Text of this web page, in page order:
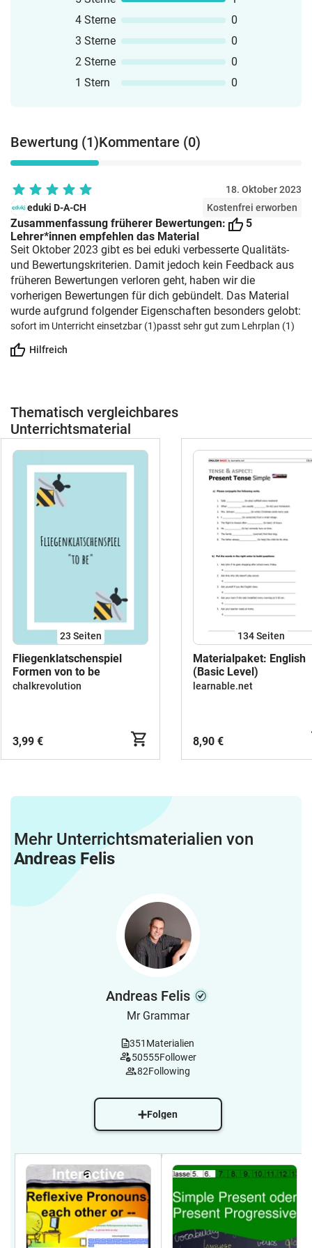
4 Sterne
0
3 Sterne
0
2 Sterne
0
1 Stern
0
Bewertung (1)Kommentare (0)
18. Oktober 2023
eduki D-A-CH
Kostenfrei erworben
Zusammenfassung früherer Bewertungen:
5
Lehrer*innen empfehlen das Material
Seit Oktober 2023 gibt es bei eduki verbesserte Qualitäts-
und Bewertungskriterien. Damit jedoch kein Feedback aus
früheren Bewertungen verloren geht, haben wir die
vorherigen Bewertungen für dich gebündelt. Das Material
wurde aufgrund folgender Eigenschaften besonders gelobt:
sofort im Unterricht einsetzbar (1)passt sehr gut zum Lehrplan (1)
Hilfreich
Thematisch vergleichbares
Unterrichtsmaterial
23 Seiten
Fliegenklatschenspiel
Formen von to be
chalkrevolution
3,99 €
134Seiten
Materialpaket: English
(Basic Level)
learnable.net
8,90 €
Mehr Unterrichtsmaterialien von
Andreas Felis
Andreas Felis
Mr Grammar
351 Materialien
50555Follower
82Following
Folgen